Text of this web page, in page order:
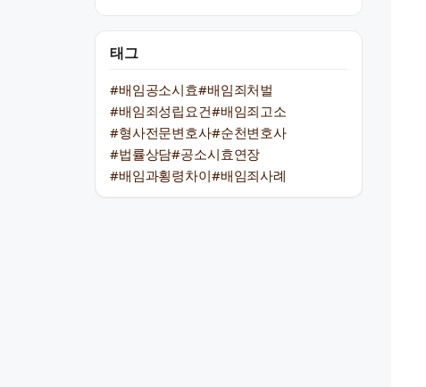
태그
#배임공소시효#배임죄처벌
#배임죄성립요건#배임죄고소
#형사전문변호사#순천변호사
#법률상담#공소시효연장
#배임과횡령차이#배임죄사례